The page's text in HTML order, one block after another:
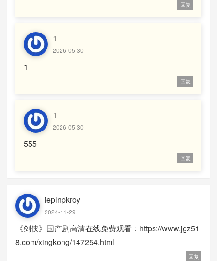
回复
1
2026-05-30
1
回复
1
2026-05-30
555
回复
ieplnpkroy
2024-11-29
《剑侠》国产剧高清在线免费观看：https://www.jgz51
8.com/xingkong/147254.html
回复